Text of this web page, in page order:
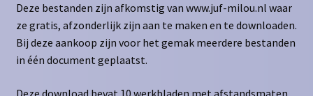
Deze bestanden zijn afkomstig van www.juf-milou.nl waar
ze gratis, afzonderlijk zijn aan te maken en te downloaden.
Bij deze aankoop zijn voor het gemak meerdere bestanden
in één document geplaatst.
Deze download bevat 10 werkbladen met afstandsmaten,